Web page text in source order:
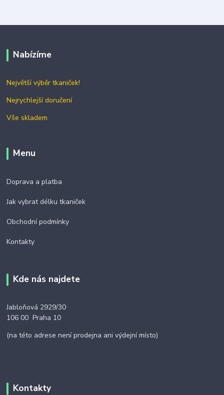
Nabízíme
Největší výběr tkaniček!
Nejrychlejší doručení
Vše skladem
Menu
Doprava a platba
Jak vybrat délku tkaniček
Obchodní podmínky
Kontakty
Kde nás najdete
Jabloňová 2929/30
106 00 Praha 10
(na této adrese není prodejna ani výdejní místo)
Kontakty